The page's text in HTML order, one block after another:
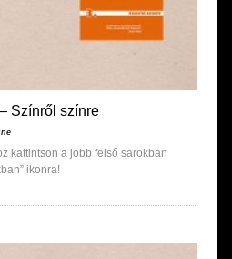
Színről színre
kattintson a jobb felső sarokban
ikonra!